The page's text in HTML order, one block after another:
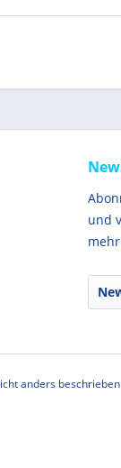
und
anders beschrieben